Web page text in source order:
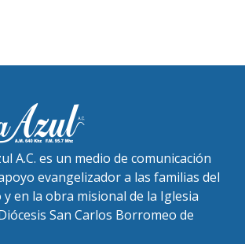
A.C. es un medio de comunicación
evangelizador a las familias del
en la obra misional de la Iglesia
San Carlos Borromeo de